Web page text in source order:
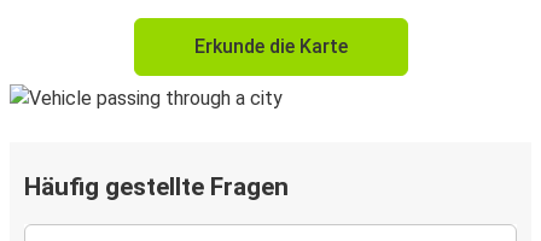
Erkunde die Karte
Häufig gestellte Fragen